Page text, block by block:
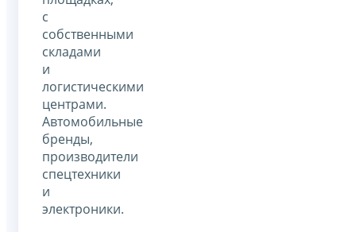
с
собственными
складами
и
логистическими
центрами.
Автомобильные
бренды,
производители
спецтехники
и
электроники.